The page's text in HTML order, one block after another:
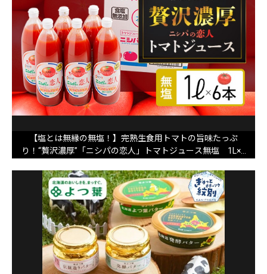
【塩とは無縁の無塩！】完熟生食用トマトの旨味たっぷ
り！“贅沢濃厚”「ニシパの恋人」トマトジュース無塩 1L×6